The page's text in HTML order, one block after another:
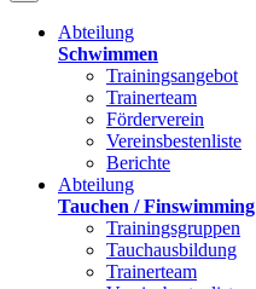
Abteilung
Schwimmen
Trainingsangebot
Trainerteam
Förderverein
Vereinsbestenliste
Berichte
Abteilung
Tauchen / Finswimming
Trainingsgruppen
Tauchausbildung
Trainerteam